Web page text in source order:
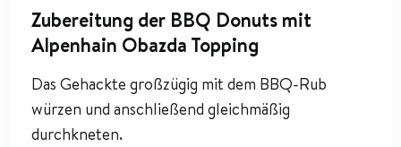
Zubereitung der BBQ Donuts mit
Alpenhain Obazda Topping
Das Gehackte großzügig mit dem BBQ-Rub
würzen und anschließend gleichmäßig
durchkneten.